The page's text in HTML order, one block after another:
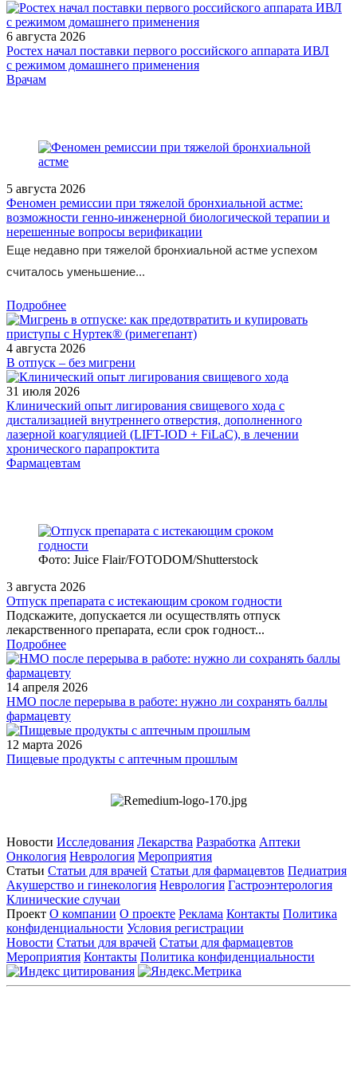
6 августа 2026
Ростех начал поставки первого российского аппарата ИВЛ
с режимом домашнего применения
/doctor/therapeutics/linkas-lor-prirodnaya-pomoshch-v-lechenii-
Врачам
5 августа 2026
Феномен ремиссии при тяжелой бронхиальной астме:
возможности генно-инженерной биологической терапии и
нерешенные вопросы верификации
Еще недавно при тяжелой бронхиальной астме успехом
считалось уменьшение...
Подробнее
4 августа 2026
В отпуск – без мигрени
31 июля 2026
Клинический опыт лигирования свищевого хода с
дистализацией внутреннего отверстия, дополненного
лазерной коагуляцией (LIFT-IOD + FiLaC), в лечении
хронического парапроктита
Фармацевтам
Фото: Juice Flair/FOTODOM/Shutterstoсk
3 августа 2026
Отпуск препарата с истекающим сроком годности
Подскажите, допускается ли осуществлять отпуск
лекарственного препарата, если срок годност...
Подробнее
14 апреля 2026
НМО после перерыва в работе: нужно ли сохранять баллы
фармацевту
12 марта 2026
Пищевые продукты с аптечным прошлым
Новости Исследования Лекарства Разработка Аптеки
Онкология Неврология Мероприятия
Статьи Статьи для врачей Статьи для фармацевтов Педиатрия
Акушерство и гинекология Неврология Гастроэнтерология
Клинические случаи
Проект О компании О проекте Реклама Контакты Политика
конфиденциальности Условия регистрации
Новости Статьи для врачей Статьи для фармацевтов
Мероприятия Контакты Политика конфиденциальности